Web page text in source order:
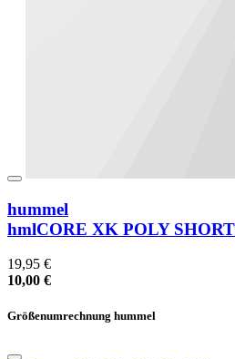
hummel
hmlCORE XK POLY
19,95 €
10,00 €
Größenumrechnung hummel